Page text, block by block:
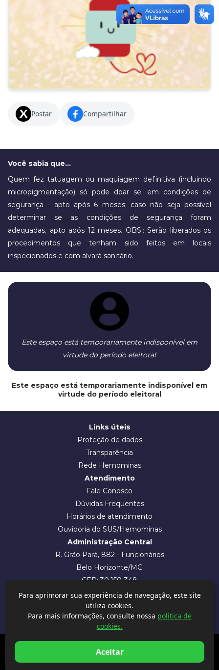
Postar Compartilhar
Você sabia que...
Quem fez tatuagem ou maquiagem definitiva (incluindo
micropigmentação) só pode doar se: em condições de
segurança - apto após 6 meses; caso não seja possível
determinar se as condições de segurança foram
adequadas, apto após 12 meses. OBS.: Serão liberados os
procedimentos que tenham sido feitos em locais
inspecionados e com alvará sanitário.
Este espaço está temporariamente indisponível em
virtude do período eleitoral
Este espaço está temporariamente indisponível em
virtude do período eleitoral
Links úteis
Proteção de dados
Transparência
Rede Hemominas
Atendimento
Fale Conosco
Dúvidas Frequentes
Horários de atendimento
Ouvidoria do SUS/Hemominas
Administração Central
R. Grão Pará, 882 - Funcionários
Belo Horizonte/MG
CEP: 30.150-348
Intranet
Hemoterapia de Minas Gerais
Para aprimorar sua experiência de navegação, este site
utiliza cookies.
Para mais informações, consulte nossa política de
cookies.
Aceitar